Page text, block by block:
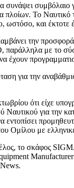
συνάψει
πλοίων. Το
και έκτοτε
την
με το
έχουν
για την
ότι είχε
Ναυτικού για την
εντοπίσει
Ομίλου με
το σκάφος